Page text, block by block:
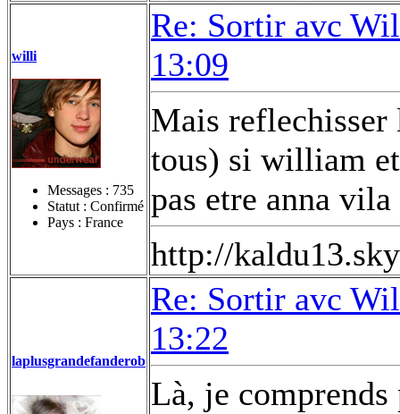
willi
Messages : 735
Statut : Confirmé
Pays : France
Re: Sortir avc
13:09
Mais
tous) si william
pas etre anna vila
http://
laplusgrandefanderob
Re: Sortir avc
13:22
Là, je